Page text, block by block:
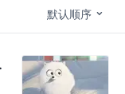
默认顺序